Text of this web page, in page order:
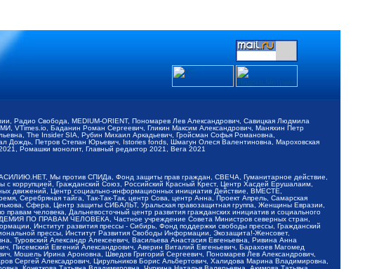
Радио Свобода, MEDIUM-ORIENT, Пономарев Лев Александрович, Савицкая Людмила
VTimes.io, Баданин Роман Сергеевич, Гликин Максим Александрович, Маняхин Петр
The Insider SIA, Рубин Михаил Аркадьевич, Гройсман Софья Романовна,
Дождь, Петров Степан Юрьевич, Istories fonds, Шмагун Олеся Валентиновна, Мароховская
Ромашки монолит, Главный редактор 2021, Вега 2021
Мы против СПИДа, Фонд защиты прав граждан, СВЕЧА, Гуманитарное действие,
коррупцией, Гражданский Союз, Российский Красный Крест, Центр Хасдей Ерушалаим,
движений, Центр социально-информационных инициатив Действие, ВМЕСТЕ,
Серебряная тайга, Так-Так-Так, центр Сова, центр Анна, Проект Апрель, Самарская
Сфера, Центр защиты СИБАЛЬТ, Уральская правозащитная группа, Женщины Евразии,
человека, Дальневосточный центр развития гражданских инициатив и социального
ПО ПРАВАМ ЧЕЛОВЕКА, Частное учреждение Совета Министров северных стран,
Институт развития прессы - Сибирь, Фонд поддержки свободы прессы, Гражданский
прессы, Институт Развития Свободы Информации, Экозащита!-Женсовет,
Туровский Александр Алексеевич, Васильева Анастасия Евгеньевна, Ривина Анна
Писемский Евгений Александрович, Аверин Виталий Евгеньевич, Барахоев Магомед
Мошель Ирина Ароновна, Шведов Григорий Сергеевич, Пономарев Лев Александрович,
Сергей Алексадрович, Цирульников Борис Альбертович, Халидова Марина Владимировна,